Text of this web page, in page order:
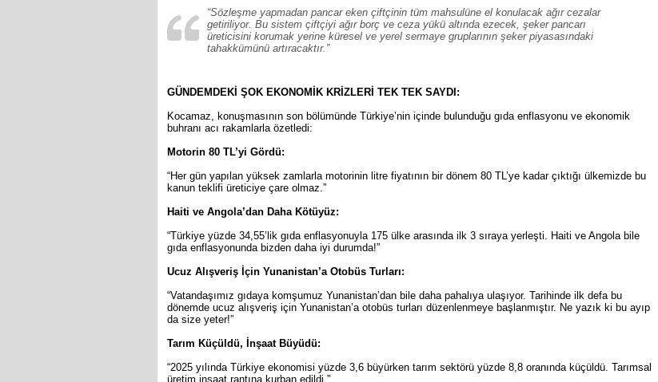
“Sözleşme yapmadan pancar eken çiftçinin tüm mahsulüne el konulacak ağır cezalar
getiriliyor. Bu sistem çiftçiyi ağır borç ve ceza yükü altında ezecek, şeker pancarı
üreticisini korumak yerine küresel ve yerel sermaye gruplarının şeker piyasasındaki
tahakkümünü artıracaktır.”
GÜNDEMDEKİ ŞOK EKONOMİK KRİZLERİ TEK TEK SAYDI:
Kocamaz, konuşmasının son bölümünde Türkiye’nin içinde bulunduğu gıda enflasyonu ve ekonomik
buhranı acı rakamlarla özetledi:
Motorin 80 TL’yi Gördü:
“Her gün yapılan yüksek zamlarla motorinin litre fiyatının bir dönem 80 TL’ye kadar çıktığı ülkemizde bu
kanun teklifi üreticiye çare olmaz.”
Haiti ve Angola’dan Daha Kötüyüz:
“Türkiye yüzde 34,55’lik gıda enflasyonuyla 175 ülke arasında ilk 3 sıraya yerleşti. Haiti ve Angola bile
gıda enflasyonunda bizden daha iyi durumda!”
Ucuz Alışveriş İçin Yunanistan’a Otobüs Turları:
“Vatandaşımız gıdaya komşumuz Yunanistan’dan bile daha pahalıya ulaşıyor. Tarihinde ilk defa bu
dönemde ucuz alışveriş için Yunanistan’a otobüs turları düzenlenmeye başlanmıştır. Ne yazık ki bu ayıp
da size yeter!”
Tarım Küçüldü, İnşaat Büyüdü:
“2025 yılında Türkiye ekonomisi yüzde 3,6 büyürken tarım sektörü yüzde 8,8 oranında küçüldü. Tarımsal
üretim inşaat rantına kurban edildi.”